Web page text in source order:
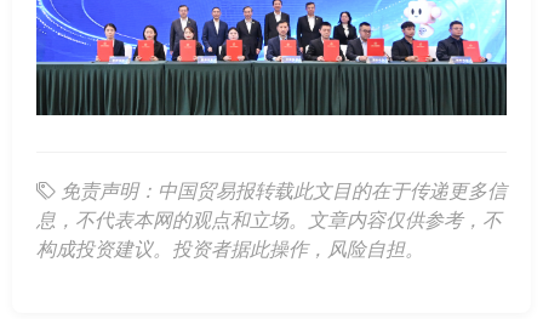
免责声明：中国贸易报转载此文目的在于传递更多信
息，不代表本网的观点和立场。文章内容仅供参考，不
构成投资建议。投资者据此操作，风险自担。